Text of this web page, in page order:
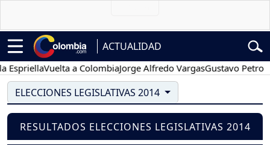
ACTUALIDAD
Vuelta a ColombiaJorge Alfredo VargasGustavo Petro
ELECCIONES LEGISLATIVAS 2014
RESULTADOS ELECCIONES LEGISLATIVAS 2014